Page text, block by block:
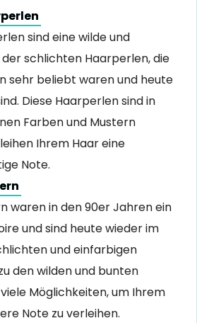
sind eine wilde und
schlichten Haarperlen, die
sehr beliebt waren und heute
Diese Haarperlen sind in
Farben und Mustern
Ihrem Haar eine
Note.
waren in den 90er Jahren ein
und sind heute wieder im
und einfarbigen
den wilden und bunten
Möglichkeiten, um Ihrem
Note zu verleihen.